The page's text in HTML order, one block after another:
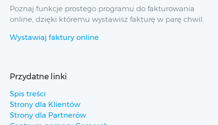
Poznaj funkcje prostego programu do fakturowania
online, dzięki któremu wystawisz fakturę w parę chwil.
Wystawiaj faktury online
Przydatne linki
Spis treści
Strony dla Klientów
Strony dla Partnerów